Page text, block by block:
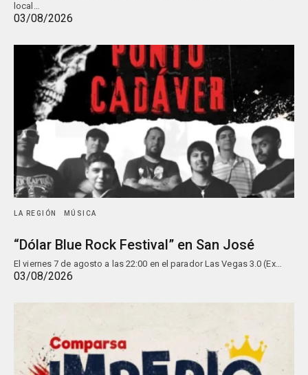
local…
03/08/2026
LA REGIÓN MÚSICA
“Dólar Blue Rock Festival” en San José
El viernes 7 de agosto a las 22:00 en el parador Las Vegas 3.0 (Ex…
03/08/2026